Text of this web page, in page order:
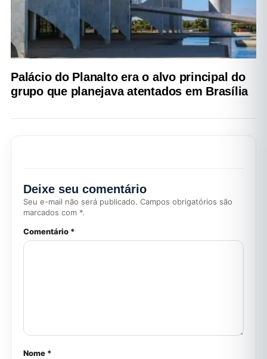
Palácio do Planalto era o alvo principal do
grupo que planejava atentados em Brasília
Deixe seu comentário
Seu e-mail não será publicado. Campos obrigatórios são
marcados com *.
Comentário *
Nome *